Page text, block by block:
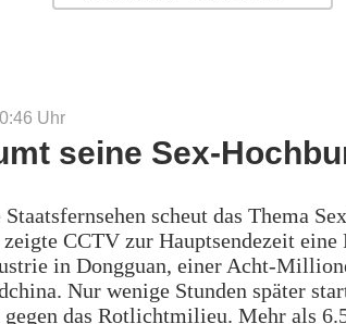
Uhr
seine Sex-
scheut das Thema
CCTV zur Hauptsendezeit eine
in Dongguan, einer Acht-
Nur wenige Stunden später
gegen das Rotlichtmilieu. Mehr als